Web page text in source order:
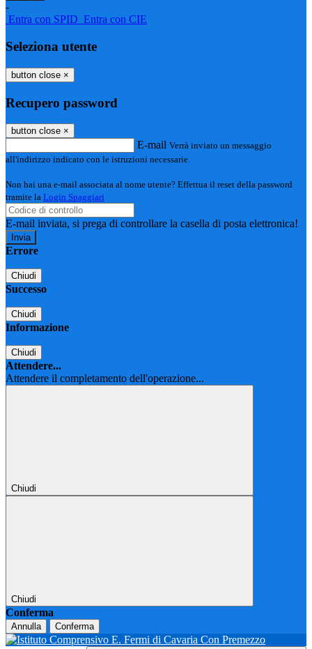
-
Entra con SPID Entra con CIE
Seleziona utente
button close ×
Recupero password
button close ×
E-mail Verrà inviato un messaggio
all'indirizzo indicato con le istruzioni necessarie.
Non hai una e-mail associata al nome utente? Effettua il reset della password
tramite la Login Spaggiari
E-mail inviata, si prega di controllare la casella di posta elettronica!
Errore
Chiudi
Successo
Chiudi
Informazione
Chiudi
Attendere...
Attendere il completamento dell'operazione...
Chiudi
Chiudi
Conferma
Annulla Conferma